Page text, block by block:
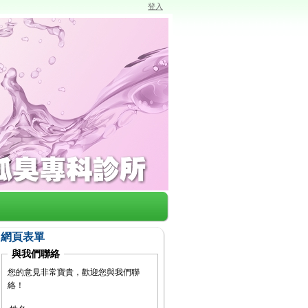
登入
網頁表單
與我們聯絡
您的意見非常寶貴，歡迎您與我們聯
絡！